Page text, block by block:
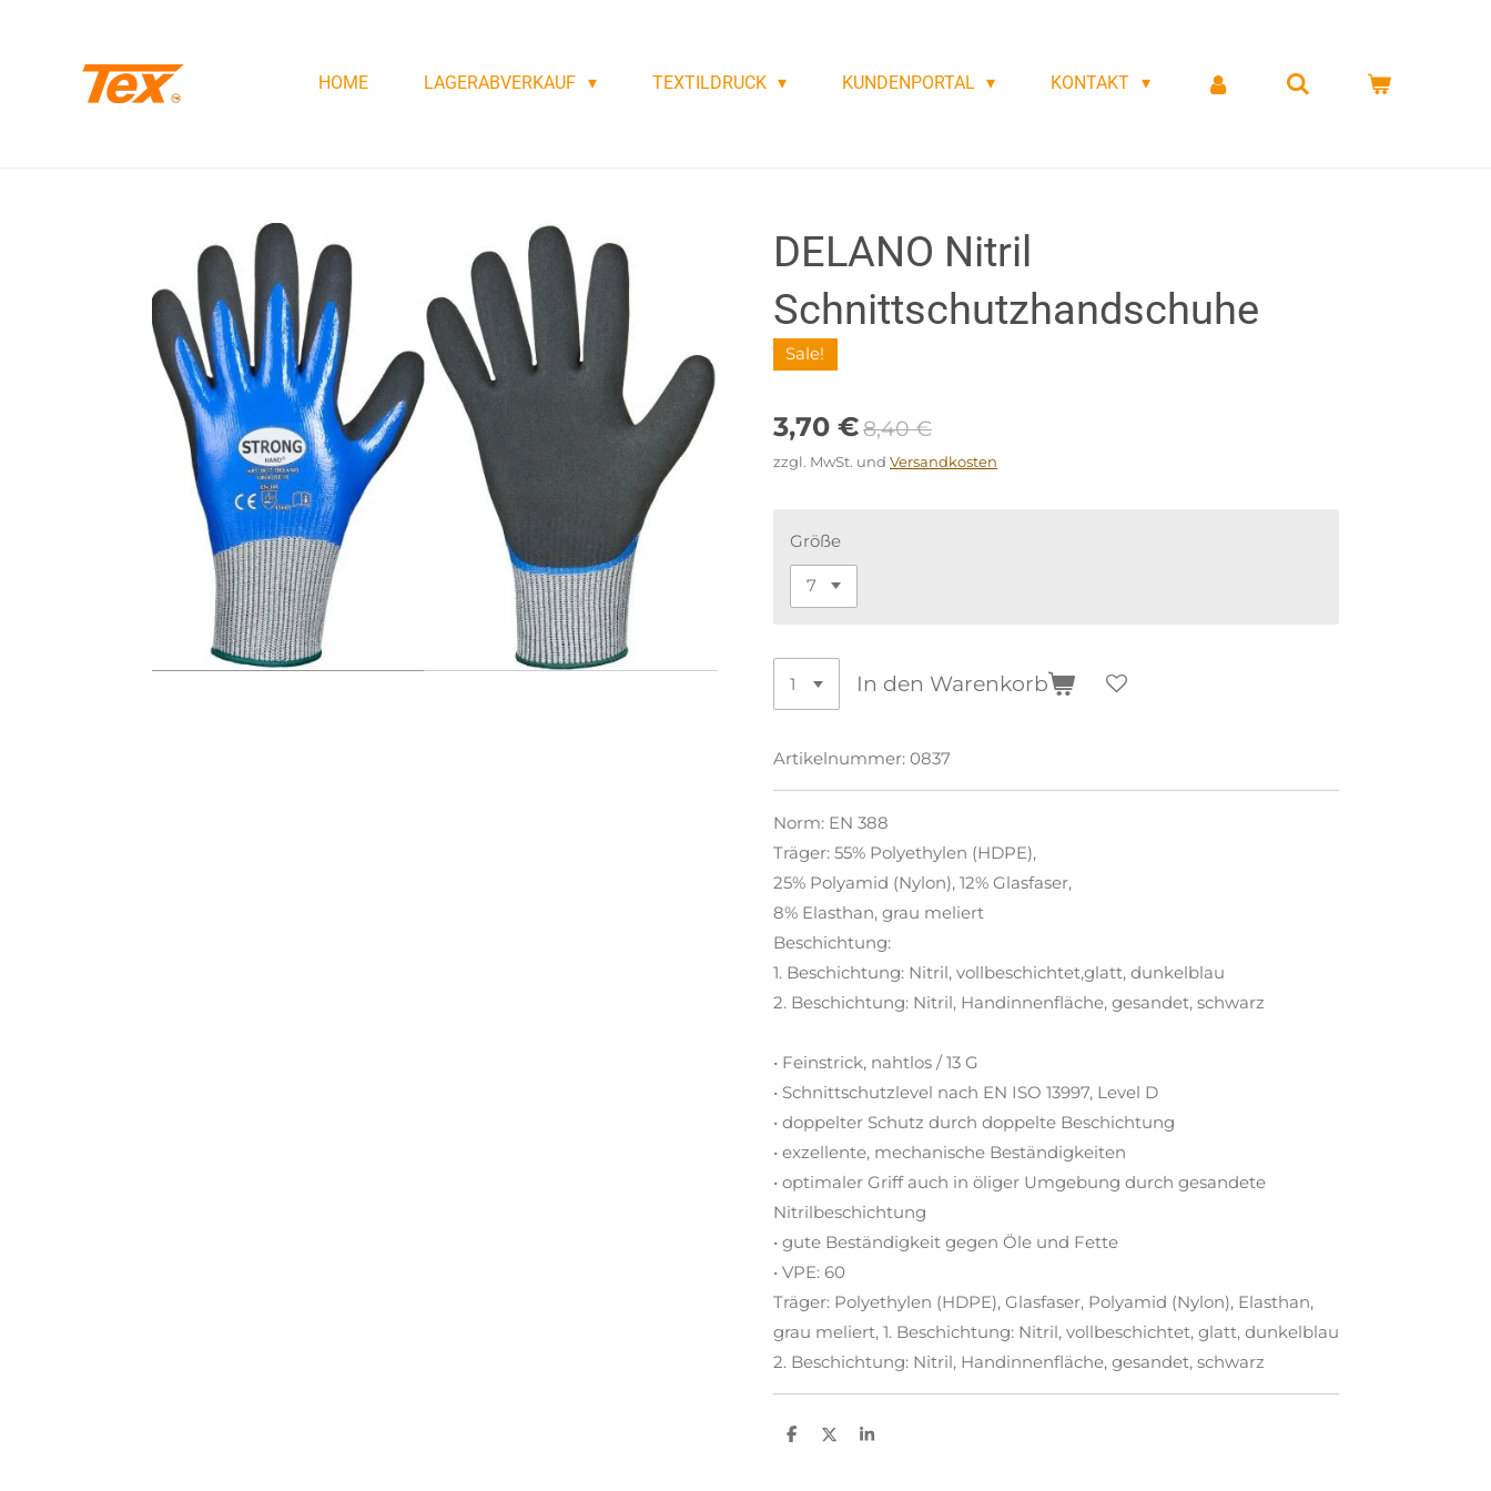
HOME LAGERABVERKAUF TEXTILDRUCK KUNDENPORTAL KONTAKT
DELANO Nitril
Schnittschutzhandschuhe
Sale!
3,70 €8,40 €
zzgl. MwSt. und Versandkosten
Größe
In den Warenkorb
Artikelnummer: 0837
Norm: EN 388
Träger: 55% Polyethylen (HDPE),
25% Polyamid (Nylon), 12% Glasfaser,
8% Elasthan, grau meliert
Beschichtung:
1. Beschichtung: Nitril, vollbeschichtet,glatt, dunkelblau
2. Beschichtung: Nitril, Handinnenfläche, gesandet, schwarz
• Feinstrick, nahtlos / 13 G
• Schnittschutzlevel nach EN ISO 13997, Level D
• doppelter Schutz durch doppelte Beschichtung
• exzellente, mechanische Beständigkeiten
• optimaler Griff auch in öliger Umgebung durch gesandete
Nitrilbeschichtung
• gute Beständigkeit gegen Öle und Fette
• VPE: 60
Träger: Polyethylen (HDPE), Glasfaser, Polyamid (Nylon), Elasthan,
grau meliert, 1. Beschichtung: Nitril, vollbeschichtet, glatt, dunkelblau
2. Beschichtung: Nitril, Handinnenfläche, gesandet, schwarz
T
T
T